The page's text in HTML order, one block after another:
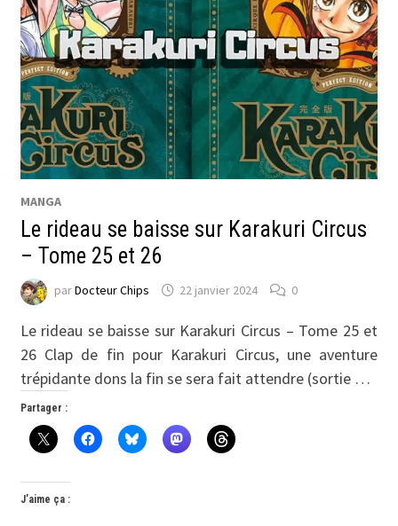
MANGA
Le rideau se baisse sur Karakuri Circus
– Tome 25 et 26
parDocteur Chips 22 janvier 2024 0
Le rideau se baisse sur Karakuri Circus – Tome 25 et
26 Clap de fin pour Karakuri Circus, une aventure
trépidante dons la fin se sera fait attendre (sortie …
Partager :
J’aime ça :